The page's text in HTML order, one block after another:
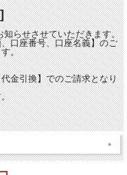
らせさせていただきます。
口座番号、口座名義】のご
。
金引換】でのご請求となり